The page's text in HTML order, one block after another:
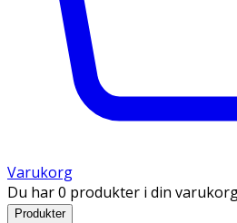
Varukorg
Du har 0 produkter i din
Produkter